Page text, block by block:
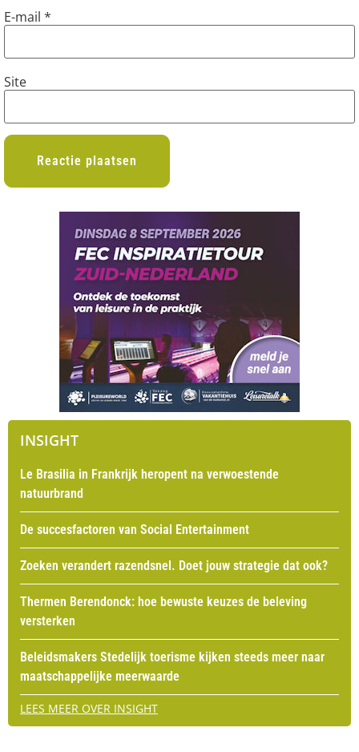
E-mail *
Site
INSIGHT
Le Brasilia in Frankrijk heropent na verwoestende
natuurbrand
De succesfactoren van Social Entertainment
Zoeken verandert razendsnel. Doet jouw strategie dat ook?
Thermen Berendonck: hoe bewuste keuzes de beleving
versterken
Beleidsmakers Stedelijk toerisme kijken steeds meer naar
maatschappelijke meerwaarde
LEES MEER OVER INSIGHT